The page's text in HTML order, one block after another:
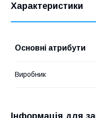
Характеристики
Основні атрибути
Виробник
Інформація для